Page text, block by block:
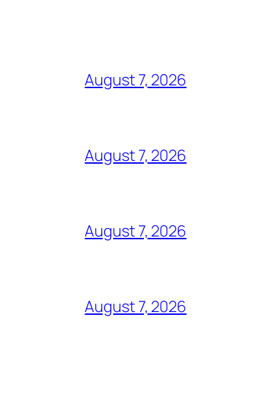
August 7, 2026
August 7, 2026
August 7, 2026
August 7, 2026